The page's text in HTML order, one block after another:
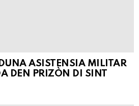
ASISTENSIA MILITAR
DEN PRIZÒN DI SINT